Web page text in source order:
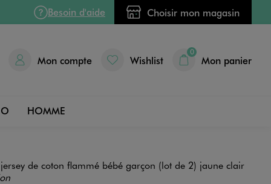
Besoin d'aide Choisir mon magasin
Mon compte Wishlist
0
Mon panier
HOMME
de coton flammé bébé garçon (lot de 2) jaune clair